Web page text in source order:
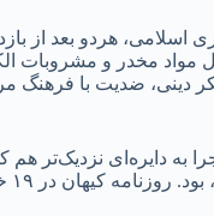
مواد مخدر و
دینی، ضدیت با فرهنگ
به دایره‌ای
ویژه خود خبری دراینباره را با این عنوان منتشر کرد: